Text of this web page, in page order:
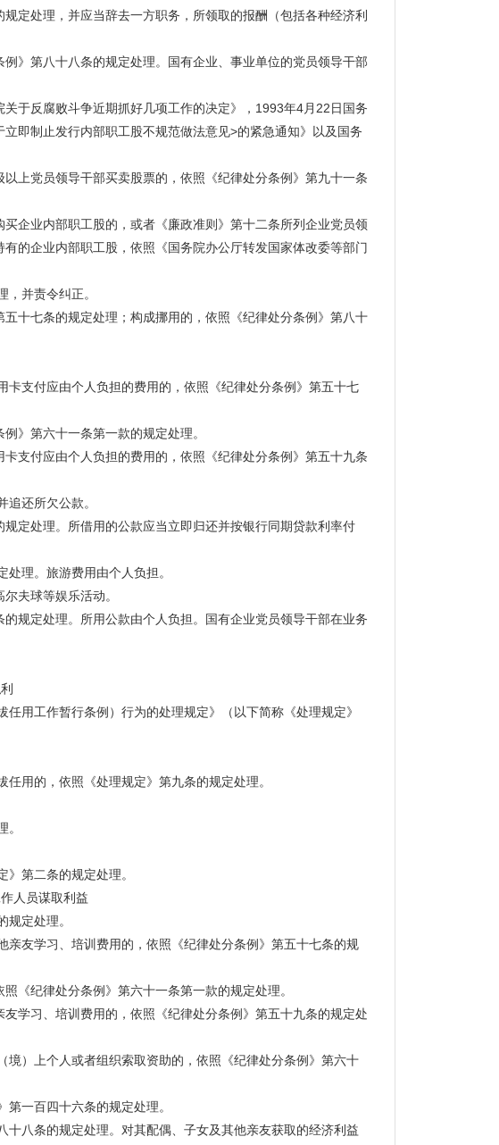
处理，并应当辞去一方职务，所领取的报酬（包括各种经济利
第八十八条的规定处理。国有企业、事业单位的党员领导干部
于反腐败斗争近期抓好几项工作的决定》，1993年4月22日国务
即制止发行内部职工股不规范做法意见>的紧急通知》以及国务
党员领导干部买卖股票的，依照《纪律处分条例》第九十一条
企业内部职工股的，或者《廉政准则》第十二条所列企业党员领
的企业内部职工股，依照《国务院办公厅转发国家体改委等部门
并责令纠正。
十七条的规定处理；构成挪用的，依照《纪律处分条例》第八十
支付应由个人负担的费用的，依照《纪律处分条例》第五十七
》第六十一条第一款的规定处理。
付应由个人负担的费用的，依照《纪律处分条例》第五十九条
还所欠公款。
定处理。所借用的公款应当立即归还并按银行同期贷款利率付
理。旅游费用由个人负担。
夫球等娱乐活动。
定处理。所用公款由个人负担。国有企业党员领导干部在业务
工作暂行条例）行为的处理规定》（以下简称《处理规定》
用的，依照《处理规定》第九条的规定处理。
第二条的规定处理。
人员谋取利益
定处理。
友学习、培训费用的，依照《纪律处分条例》第五十七条的规
纪律处分条例》第六十一条第一款的规定处理。
习、培训费用的，依照《纪律处分条例》第五十九条的规定处
）上个人或者组织索取资助的，依照《纪律处分条例》第六十
一百四十六条的规定处理。
八条的规定处理。对其配偶、子女及其他亲友获取的经济利益